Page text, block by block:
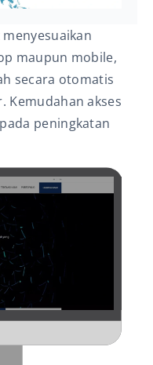
maupun mobile,
secara otomatis
Kemudahan akses
peningkatan